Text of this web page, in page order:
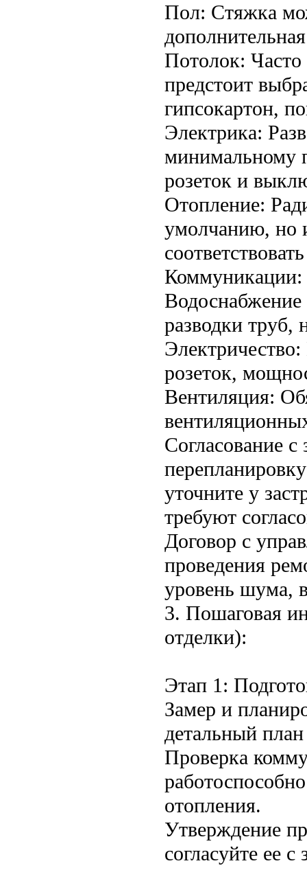
Пол: Стяжка
Потолок:
предстоит
гипсокартон,
Электрика:
минимальному
розеток и
Отопление:
умолчанию, но
Коммуникации:
Водоснабжение
разводки труб,
розеток,
Вентиляция:
Согласование
уточните у
требуют
Договор с
проведения
уровень шума,
3. Пошаговая
отделки):
Этап 1:
Замер и
детальный
Проверка
отопления.
Утверждение
согласуйте ее